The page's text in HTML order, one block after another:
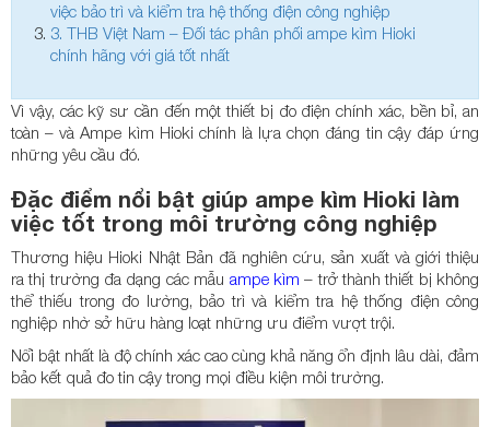
việc bảo trì và kiểm tra hệ thống điện công nghiệp
3. THB Việt Nam – Đối tác phân phối ampe kìm Hioki
chính hãng với giá tốt nhất
Vì vậy, các kỹ sư cần đến một thiết bị đo điện chính xác, bền bỉ, an
toàn – và Ampe kìm Hioki chính là lựa chọn đáng tin cậy đáp ứng
những yêu cầu đó.
Đặc điểm nổi bật giúp ampe kìm Hioki làm
việc tốt trong môi trường công nghiệp
Thương hiệu Hioki Nhật Bản đã nghiên cứu, sản xuất và giới thiệu
ra thị trường đa dạng các mẫu ampe kìm – trở thành thiết bị không
thể thiếu trong đo lường, bảo trì và kiểm tra hệ thống điện công
nghiệp nhờ sở hữu hàng loạt những ưu điểm vượt trội.
Nổi bật nhất là độ chính xác cao cùng khả năng ổn định lâu dài, đảm
bảo kết quả đo tin cậy trong mọi điều kiện môi trường.